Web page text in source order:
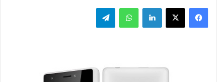
فيسبوك لينكدإن واتساب